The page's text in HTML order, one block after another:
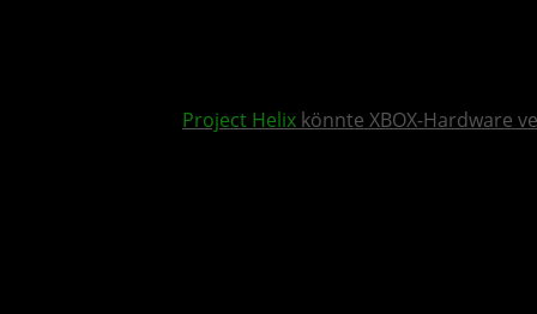
Project Helix könnte XBOX-Hardware